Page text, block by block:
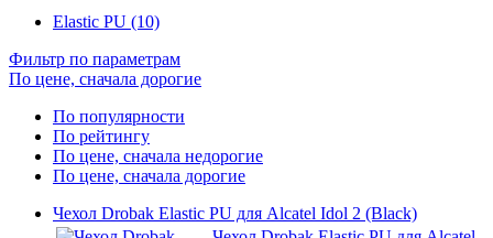
Elastic PU (10)
Фильтр по параметрам
По цене, сначала дорогие
По популярности
По рейтингу
По цене, сначала недорогие
По цене, сначала дорогие
Чехол Drobak Elastic PU для Alcatel Idol 2 (Black)